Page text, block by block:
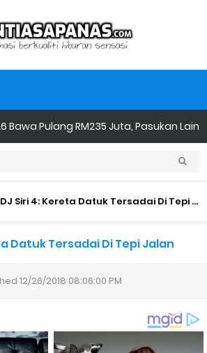
Bawa Pulang RM235 Juta, Pasukan Lain
Saham Meruntuhkan Sebuah Negara?
Siri 4: Kereta Datuk Tersadai Di Tepi Jalan
Datuk Tersadai Di Tepi Jalan
12/26/2018 08:06:00 PM